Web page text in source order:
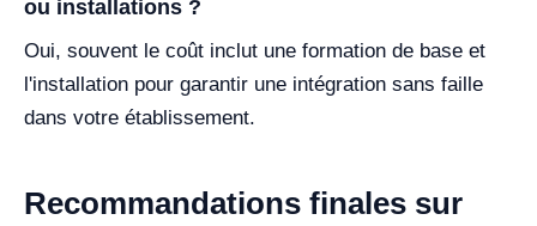
ou installations ?
Oui, souvent le coût inclut une formation de base et
l'installation pour garantir une intégration sans faille
dans votre établissement.
Recommandations finales sur